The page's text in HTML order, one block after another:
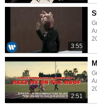
3:55
2:51